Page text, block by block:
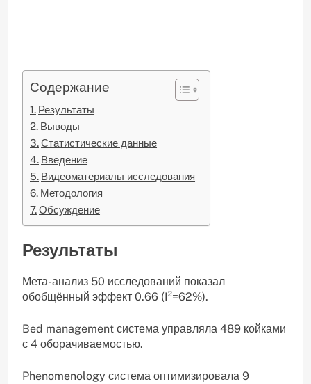
Содержание
Результаты
Выводы
Статистические данные
Введение
Видеоматериалы исследования
Методология
Обсуждение
Результаты
Мета-анализ 50 исследований показал
обобщённый эффект 0.66 (I²=62%).
Bed management система управляла 489 койками
с 4 оборачиваемостью.
Phenomenology система оптимизировала 9